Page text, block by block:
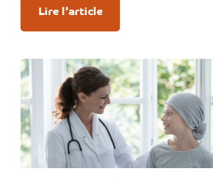
Lire l'article